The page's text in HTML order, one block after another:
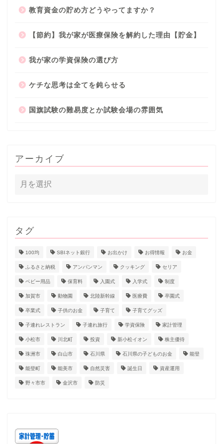
教育資金の貯め方どうやってますか？
【節約】我が家が医療保険を解約した理由【貯金】
我が家の学資保険の選び方
ケチな思考は全てを鈍らせる
国旗試験の難易度とか試験会場の雰囲気
アーカイブ
タグ
100均 SBIネット銀行 お出かけ お得情報 お金
ふるさと納税 アンパンマン クッキング セリア
ベビー用品 保育料 入園式 入学式 制度
加賀市 動物園 北陸新幹線 医療費 卒園式
卒業式 子供のお金 子育て 子育てグッズ
子連れレストラン 子連れ旅行 学資保険 家計管理
小松市 川北町 投資 新小松イオン 株主優待
珠洲市 白山市 石川県 石川県の子どものお金 能登
能登町 能美市 自然災害 誕生日 資産運用
野々市市 金沢市 防災